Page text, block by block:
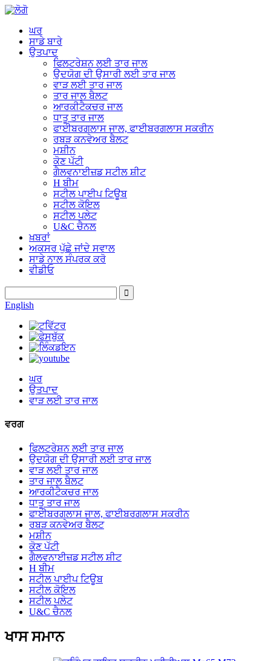
ਘਰ
ਸਾਡੇ ਬਾਰੇ
ਉਤਪਾਦ
ਫਿਲਟਰੇਸ਼ਨ ਲਈ ਤਾਰ ਜਾਲ
ਉਦਯੋਗ ਦੀ ਉਸਾਰੀ ਲਈ ਤਾਰ ਜਾਲ
ਵਾੜ ਲਈ ਤਾਰ ਜਾਲ
ਤਾਰ ਜਾਲ ਬੈਲਟ
ਆਰਕੀਟੈਕਚਰ ਜਾਲ
ਧਾਤੂ ਤਾਰ ਜਾਲ
ਫਾਈਬਰਗਲਾਸ ਜਾਲ, ਫਾਈਬਰਗਲਾਸ ਸਕਰੀਨ
ਰਬੜ ਕਨਵੇਅਰ ਬੈਲਟ
ਮਸ਼ੀਨ
ਕੋਣ ਪੱਟੀ
ਗੈਲਵਨਾਈਜ਼ਡ ਸਟੀਲ ਸ਼ੀਟ
H ਬੀਮ
ਸਟੀਲ ਪਾਈਪ ਟਿਊਬ
ਸਟੀਲ ਕੋਇਲ
ਸਟੀਲ ਪਲੇਟ
U&C ਚੈਨਲ
ਖ਼ਬਰਾਂ
ਅਕਸਰ ਪੁੱਛੇ ਜਾਂਦੇ ਸਵਾਲ
ਸਾਡੇ ਨਾਲ ਸੰਪਰਕ ਕਰੋ
ਵੀਡੀਓ
English
ਘਰ
ਉਤਪਾਦ
ਵਾੜ ਲਈ ਤਾਰ ਜਾਲ
ਵਰਗ
ਫਿਲਟਰੇਸ਼ਨ ਲਈ ਤਾਰ ਜਾਲ
ਉਦਯੋਗ ਦੀ ਉਸਾਰੀ ਲਈ ਤਾਰ ਜਾਲ
ਵਾੜ ਲਈ ਤਾਰ ਜਾਲ
ਤਾਰ ਜਾਲ ਬੈਲਟ
ਆਰਕੀਟੈਕਚਰ ਜਾਲ
ਧਾਤੂ ਤਾਰ ਜਾਲ
ਫਾਈਬਰਗਲਾਸ ਜਾਲ, ਫਾਈਬਰਗਲਾਸ ਸਕਰੀਨ
ਰਬੜ ਕਨਵੇਅਰ ਬੈਲਟ
ਮਸ਼ੀਨ
ਕੋਣ ਪੱਟੀ
ਗੈਲਵਨਾਈਜ਼ਡ ਸਟੀਲ ਸ਼ੀਟ
H ਬੀਮ
ਸਟੀਲ ਪਾਈਪ ਟਿਊਬ
ਸਟੀਲ ਕੋਇਲ
ਸਟੀਲ ਪਲੇਟ
U&C ਚੈਨਲ
ਖਾਸ ਸਮਾਨ